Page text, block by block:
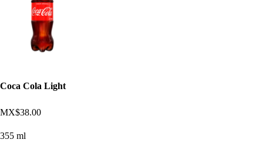
Coca Cola Light
MX$38.00
355 ml